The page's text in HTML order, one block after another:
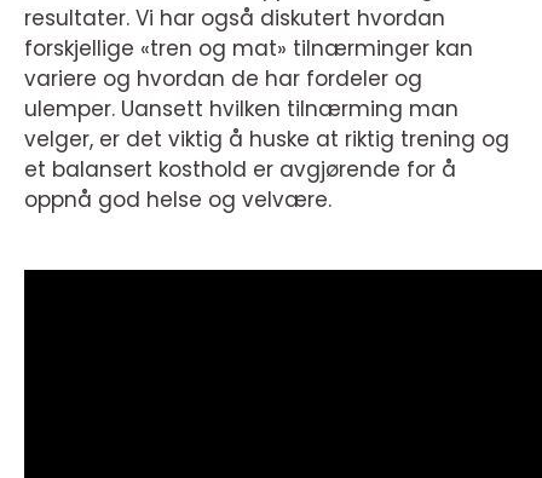
resultater. Vi har også diskutert hvordan
forskjellige «tren og mat» tilnærminger kan
variere og hvordan de har fordeler og
ulemper. Uansett hvilken tilnærming man
velger, er det viktig å huske at riktig trening og
et balansert kosthold er avgjørende for å
oppnå god helse og velvære.